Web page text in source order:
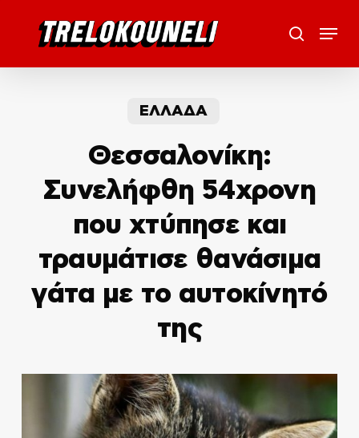
search
Menu
ΕΛΛΑΔΑ
Θεσσαλονίκη:
Συνελήφθη 54χρονη
που χτύπησε και
τραυμάτισε θανάσιμα
γάτα με το αυτοκίνητό
της